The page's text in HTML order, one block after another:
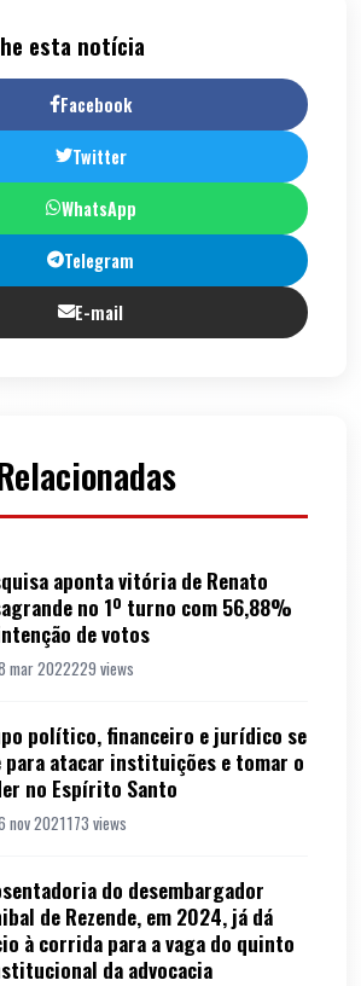
esta notícia
Facebook
Twitter
WhatsApp
Telegram
E-mail
aponta vitória de Renato
no 1º turno com 56,88%
de votos
mar 2022229 views
político, financeiro e jurídico se
para atacar instituições e tomar o
no Espírito Santo
nov 2021173 views
do desembargador
de Rezende, em 2024, já dá
à corrida para a vaga do quinto
da advocacia